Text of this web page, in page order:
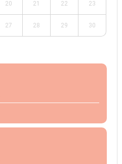
20 21 22 23
27 28 29 30